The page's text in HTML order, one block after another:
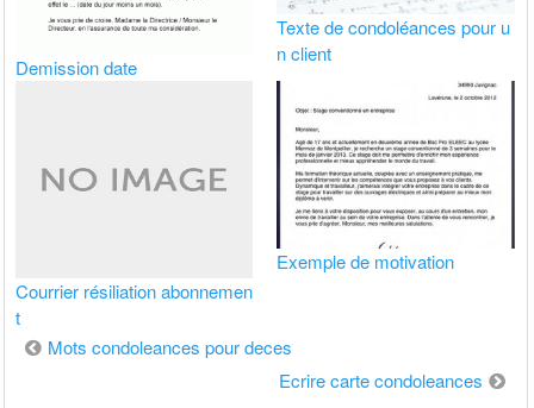
Demission date
Texte de condoléances pour u
n client
Courrier résiliation abonnemen
t
Exemple de motivation
Navigation
Mots condoleances pour deces
Ecrire carte condoleances